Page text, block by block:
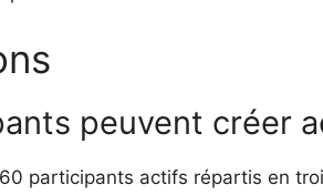
peuvent créer
participants actifs répartis en